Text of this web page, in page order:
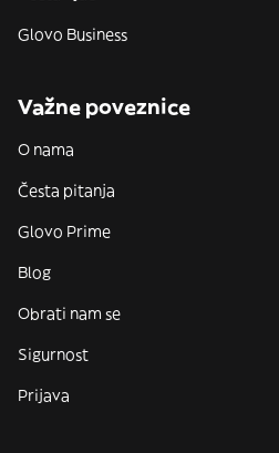
Glovo Business
Važne poveznice
O nama
Česta pitanja
Glovo Prime
Blog
Obrati nam se
Sigurnost
Prijava